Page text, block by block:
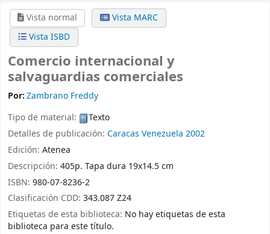
Vista normal
Vista MARC
Vista ISBD
Comercio internacional y
salvaguardias comerciales
Por:Zambrano Freddy
Tipo de material:
Texto
Detalles de publicación: Caracas Venezuela 2002
Edición: Atenea
Descripción: 405p. Tapa dura 19x14.5 cm
ISBN: 980-07-8236-2
Clasificación CDD: 343.087 Z24
Etiquetas de esta biblioteca: No hay etiquetas de esta
biblioteca para este título.